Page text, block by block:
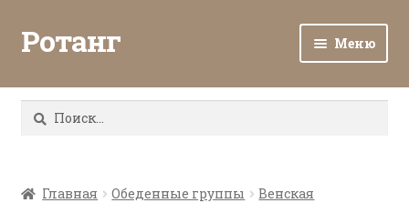
Ротанг Меню
Каталог
Найти:
Главная Обеденные группы
Венская